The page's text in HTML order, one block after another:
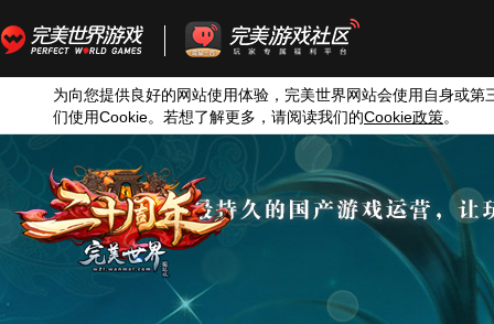
为向您提供良好的网站使用体验，完美世界网站会使用自身或第
们使用Cookie。若想了解更多，请阅读我们的Cookie政策。